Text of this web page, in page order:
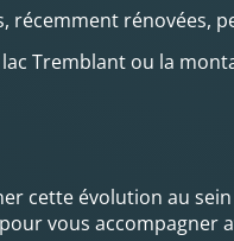
récemment rénovées,
Tremblant ou la
cette évolution au
vous accompagner